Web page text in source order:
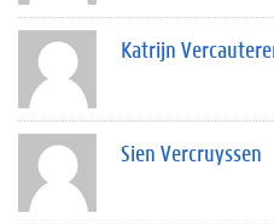
Katrijn
Sien Vercruyssen